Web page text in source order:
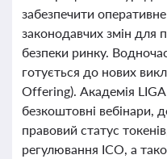
забезпечити
законодавчих змін для
безпеки ринку.
готується до нових
Offering). Академія
безкоштовні вебінари,
правовий статус
регулювання ІСО, а